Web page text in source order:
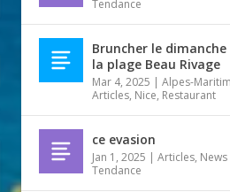
Tendance
Bruncher le dimanche
la plage Beau Rivage
Mar 4, 2025 |Alpes-
Articles, Nice, Restaurant
ce evasion
Jan 1, 2025 |Articles, News
Tendance